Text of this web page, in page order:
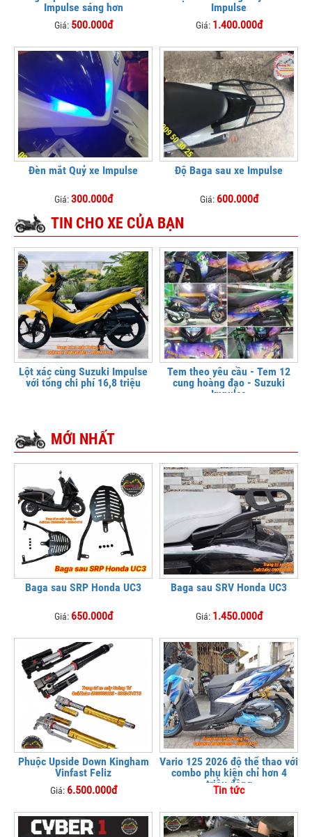
Impulse sáng hơn
Giá: 500.000đ
Impulse
Giá: 1.400.000đ
Đèn mắt Quỷ xe Impulse
Giá:300.000đ
Độ Baga sau xe Impulse
Giá: 600.000đ
TIN CHO XE CỦA BẠN
Lột xác cùng Suzuki Impulse
với tổng chi phí 16,8 triệu
Tem theo yêu cầu - Tem 12
cung hoàng đạo - Suzuki
Impulse
MỚI NHẤT
Baga sau SRP Honda UC3
Giá: 650.000đ
Baga sau SRV Honda UC3
Giá: 1.450.000đ
Phuộc Upside Down Kingham
Vinfast Feliz
Giá: 6.500.000đ
Vario 125 2026 độ thể thao với
combo phụ kiện chỉ hơn 4
triệu đồng
Tin tức